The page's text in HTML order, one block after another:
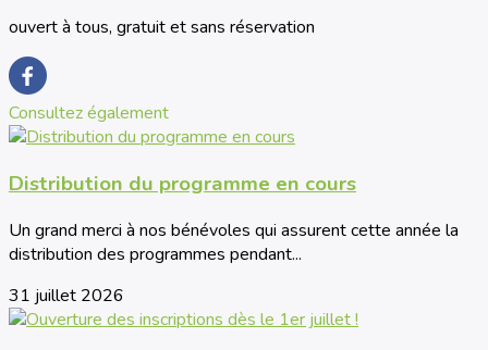
ouvert à tous, gratuit et sans réservation
Consultez également
Distribution du programme en cours
Un grand merci à nos bénévoles qui assurent cette année la
distribution des programmes pendant...
31 juillet 2026